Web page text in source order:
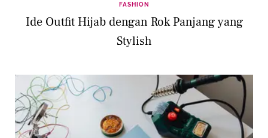
FASHION
Ide Outfit Hijab dengan Rok Panjang yang
Stylish